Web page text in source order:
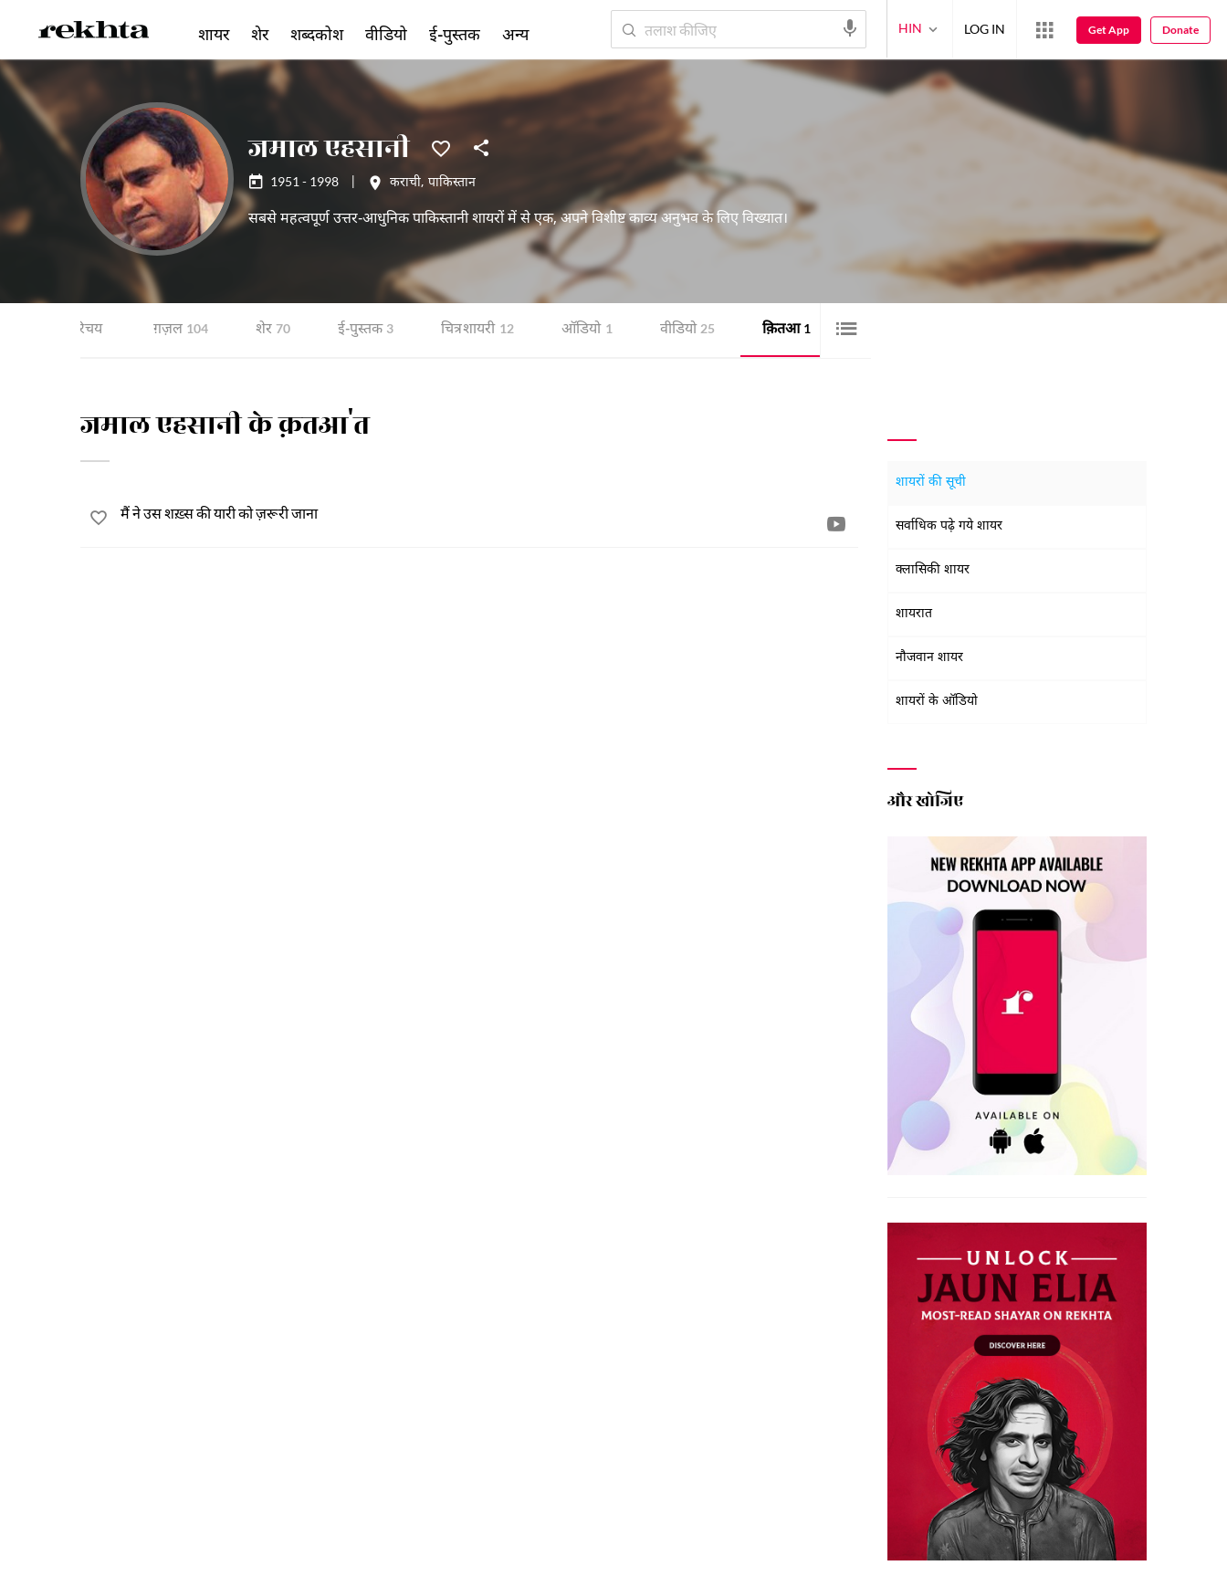
जमाल एहसानी
1951 - 1998 कराची, पाकिस्तान
सबसे महत्वपूर्ण उत्तर-आधुनिक पाकिस्तानी शायरों में से एक, अपने विशीष्ट काव्य अनुभव के लिए विख्यात।
परिचय ग़ज़ल 104 शेर 70 ई-पुस्तक 3 चित्र शायरी 12 ऑडियो 1 वीडियो 25 क़ितआ 1
जमाल एहसानी के क़तआ'त
मैं ने उस शख़्स की यारी को ज़रूरी जाना
शायरों की सूची
सर्वाधिक पढ़े गये शायर
क्लासिकी शायर
शायरात
नौजवान शायर
शायरों के ऑडियो
और खोजिए
शायर शेर शब्दकोश वीडियो ई-पुस्तक अन्य HIN LOG IN Get App Donate